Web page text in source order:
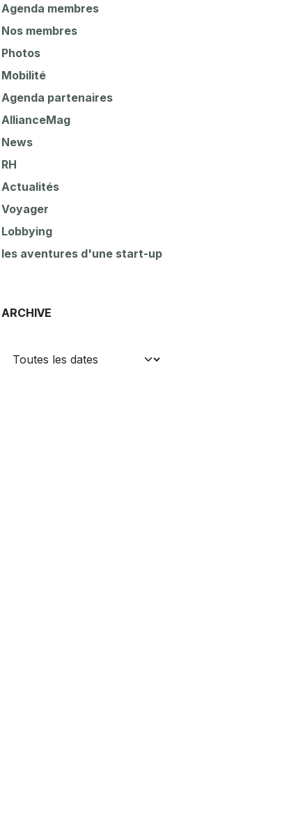
Agenda membres
Nos membres
Photos
Mobilité
Agenda partenaires
AllianceMag
News
RH
Actualités
Voyager
Lobbying
les aventures d'une start-up
ARCHIVE